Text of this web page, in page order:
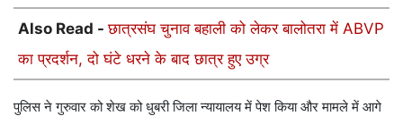
Also Read -छात्रसंघ चुनाव बहाली को लेकर बालोतरा में ABVP
का प्रदर्शन, दो घंटे धरने के बाद छात्र हुए उग्र
पुलिस ने गुरुवार को शेख को धुबरी जिला न्यायालय में पेश किया और मामले में आगे